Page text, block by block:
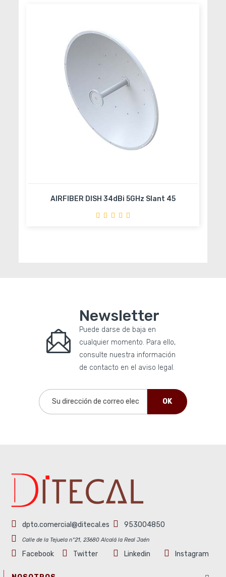
AIRFIBER DISH 34dBi 5GHz Slant 45
Añadir al carrito
Newsletter
Puede darse de baja en
cualquier momento. Para ello,
consulte nuestra información
de contacto en el aviso legal.
Calle de la Tejuela nº21, 23680 Alcalá la Real Jaén
953004850
dpto.comercial@ditecal.es
Facebook Twitter Linkedin Instagram